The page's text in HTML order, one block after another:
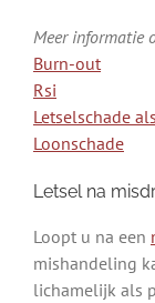
Meer informatie
Burn-out
Rsi
Letselschade als
Loonschade
Letsel na
Loopt u na een
mishandeling
lichamelijk als